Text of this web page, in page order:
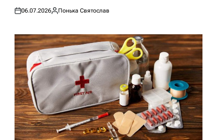
Оприлюднено
06.07.2026
Опубліковано
Понька Святослав